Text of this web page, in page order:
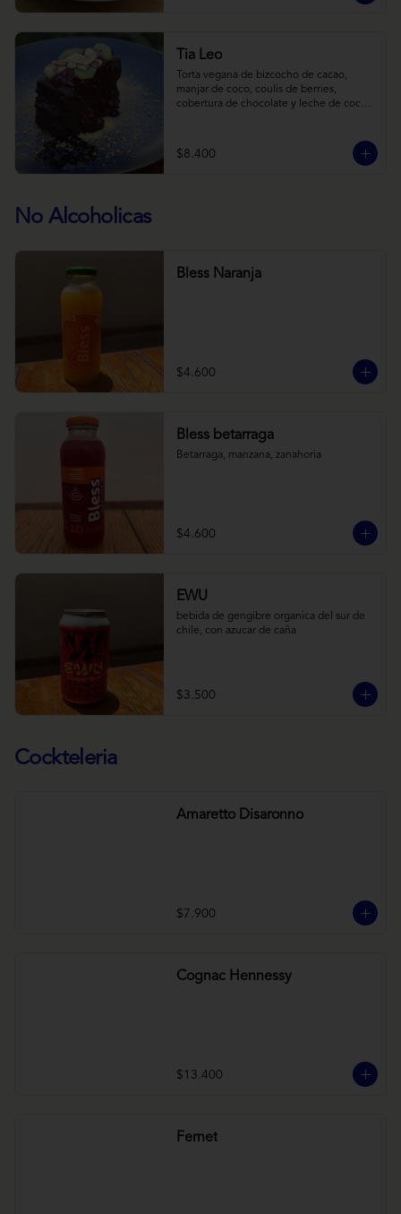
Tia Leo
Torta vegana de bizcocho de cacao,
manjar de coco, coulis de berries,
cobertura de chocolate y leche de coco
$8.400
No Alcoholicas
Bless Naranja
$4.600
Bless betarraga
Betarraga, manzana, zanahoria
$4.600
EWU
bebida de gengibre organica del sur de
chile, con azucar de caña
$3.500
Cockteleria
Amaretto Disaronno
$7.900
Cognac Hennessy
$13.400
Fernet